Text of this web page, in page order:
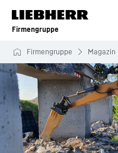
Zum Inhalt springen
Firmengruppe
Firmengruppe Magazin